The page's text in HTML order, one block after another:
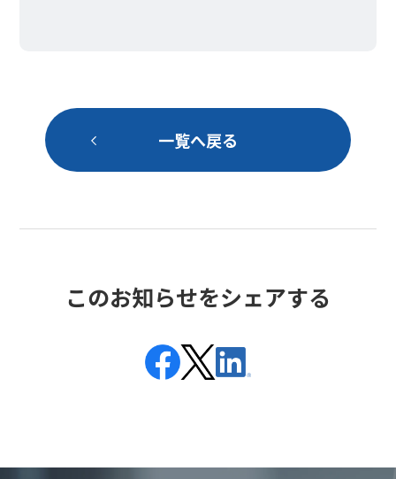
一覧へ戻る
このお知らせをシェアする